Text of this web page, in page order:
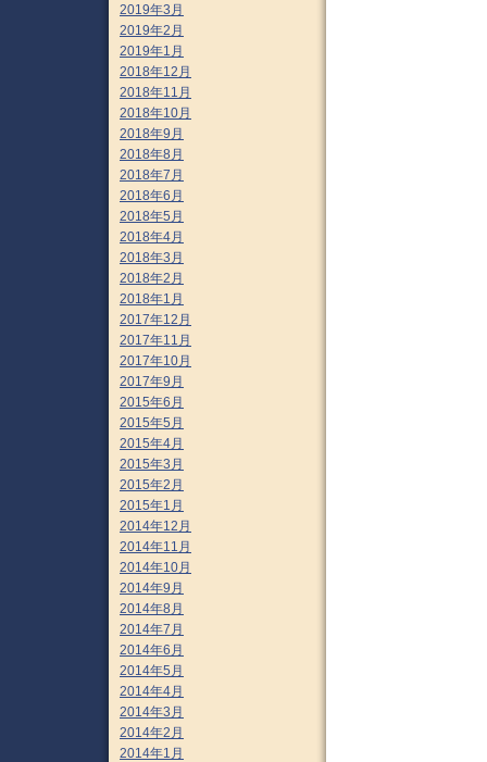
2019年3月
2019年2月
2019年1月
2018年12月
2018年11月
2018年10月
2018年9月
2018年8月
2018年7月
2018年6月
2018年5月
2018年4月
2018年3月
2018年2月
2018年1月
2017年12月
2017年11月
2017年10月
2017年9月
2015年6月
2015年5月
2015年4月
2015年3月
2015年2月
2015年1月
2014年12月
2014年11月
2014年10月
2014年9月
2014年8月
2014年7月
2014年6月
2014年5月
2014年4月
2014年3月
2014年2月
2014年1月